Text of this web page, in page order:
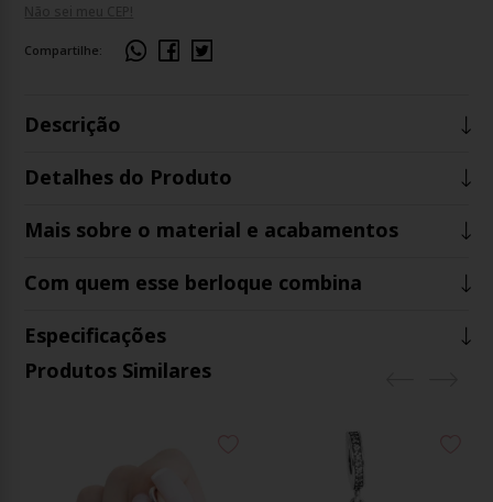
Compartilhe:
Descrição
Detalhes do Produto
Mais sobre o material e acabamentos
Com quem esse berloque combina
Especificações
Produtos Similares